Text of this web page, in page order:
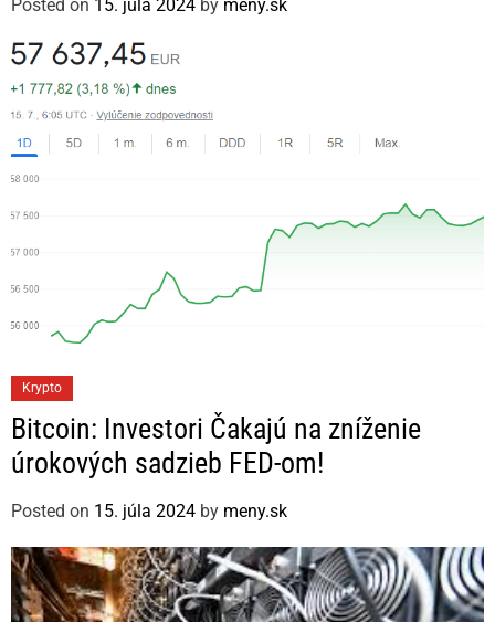
o
r
Posted on 15. júla 2024 by meny.sk
a
t
e
o
r
e
Krypto
Bitcoin: Investori Čakajú na zníženie
úrokových sadzieb FED-om!
Posted on 15. júla 2024 by meny.sk